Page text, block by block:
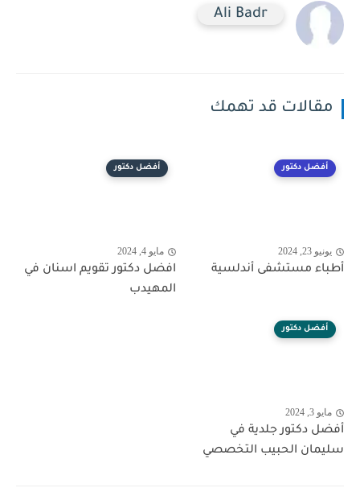
Ali Badr
مقالات قد تهمك
أفضل دكتور
يونيو 23, 2024
أطباء مستشفى أندلسية
أفضل دكتور
مايو 4, 2024
افضل دكتور تقويم اسنان في
المهيدب
أفضل دكتور
مايو 3, 2024
أفضل دكتور جلدية في
سليمان الحبيب التخصصي